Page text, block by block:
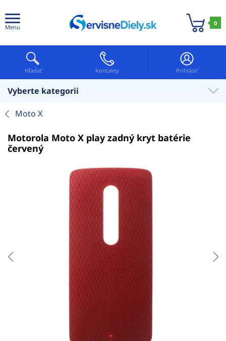
Menu
0
Hľadať Kontakty Prihlásiť
Vyberte kategorii
Moto X
Motorola Moto X play zadný kryt batérie
červený